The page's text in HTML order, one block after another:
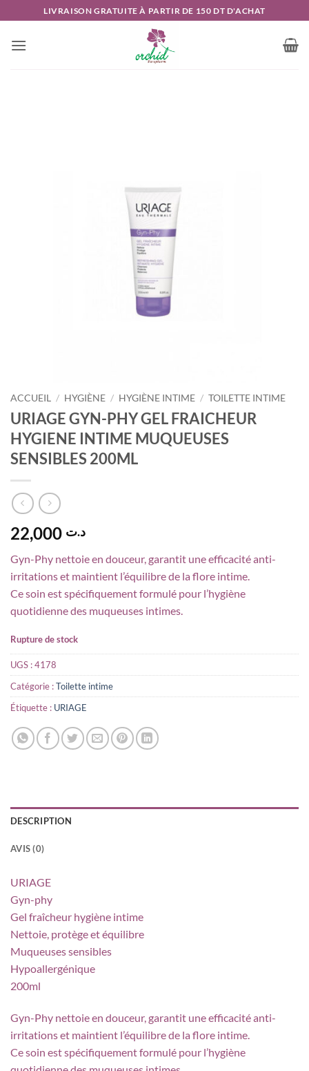
au
contenu
LIVRAISON GRATUITE À PARTIR DE 150 DT D'ACHAT
ACCUEIL / HYGIÈNE / HYGIÈNE INTIME / TOILETTE INTIME
URIAGE GYN-PHY GEL FRAICHEUR
HYGIENE INTIME MUQUEUSES
SENSIBLES 200ML
د.ت
Gyn-Phy nettoie en douceur, garantit une efficacité anti-
irritations et maintient l’équilibre de la flore intime.
Ce soin est spécifiquement formulé pour l’hygiène
quotidienne des muqueuses intimes.
Rupture de stock
UGS :4178
Catégorie :Toilette intime
Étiquette : URIAGE
DESCRIPTION
AVIS (0)
URIAGE
Gyn-phy
Gel fraîcheur hygiène intime
Nettoie, protège et équilibre
Muqueuses sensibles
Hypoallergénique
200ml
Gyn-Phy nettoie en douceur, garantit une efficacité anti-
irritations et maintient l’équilibre de la flore intime.
Ce soin est spécifiquement formulé pour l’hygiène